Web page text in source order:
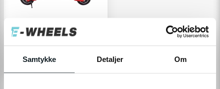
Samtykke Detaljer Om
ZERO